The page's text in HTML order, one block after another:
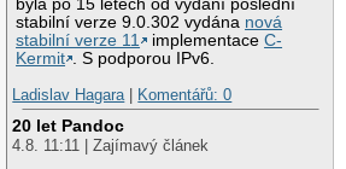
byla po 15 letech od vydání poslední
stabilní verze 9.0.302 vydána nová
stabilní verze 11
implementaceC-
Kermit . S podporou IPv6.
Ladislav Hagara | Komentářů: 0
20 let Pandoc
4.8. 11:11 | Zajímavý článek